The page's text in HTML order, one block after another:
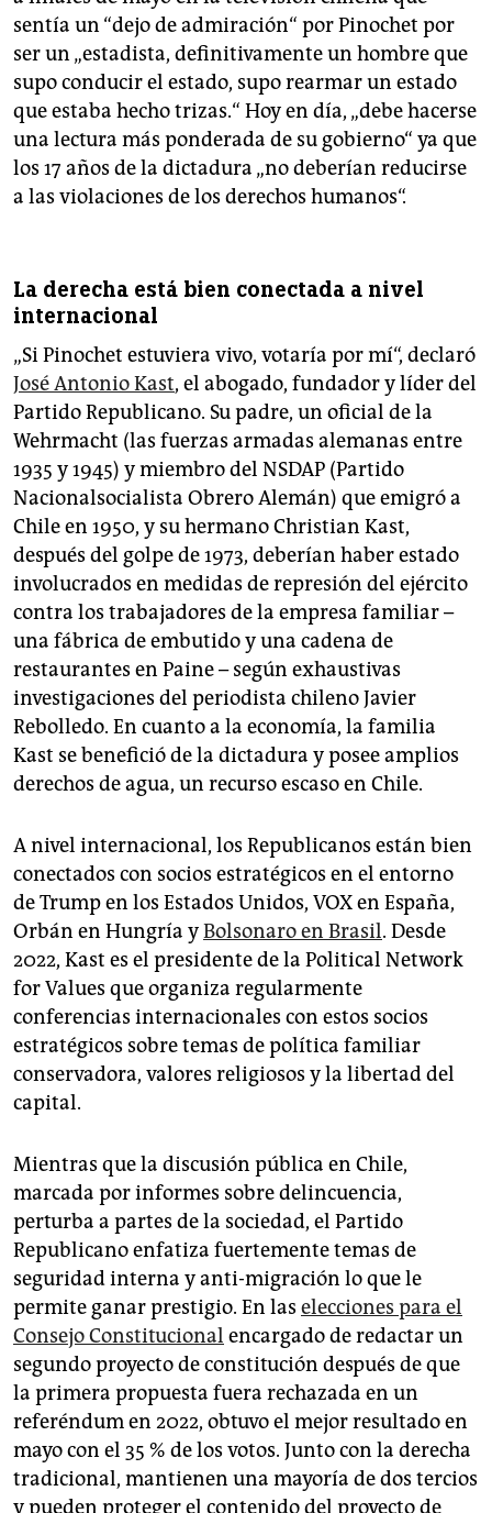
sentía un “dejo de admiración“ por Pinochet por
ser un „estadista, definitivamente un hombre que
supo conducir el estado, supo rearmar un estado
que estaba hecho trizas.“ Hoy en día, „debe hacerse
una lectura más ponderada de su gobierno“ ya que
los 17 años de la dictadura „no deberían reducirse
a las violaciones de los derechos humanos“.
La derecha está bien conectada a nivel
internacional
„Si Pinochet estuviera vivo, votaría por mí“, declaró
José Antonio Kast, el abogado, fundador y líder del
Partido Republicano. Su padre, un oficial de la
Wehrmacht (las fuerzas armadas alemanas entre
1935 y 1945) y miembro del NSDAP (Partido
Nacionalsocialista Obrero Alemán) que emigró a
Chile en 1950, y su hermano Christian Kast,
después del golpe de 1973, deberían haber estado
involucrados en medidas de represión del ejército
contra los trabajadores de la empresa familiar –
una fábrica de embutido y una cadena de
restaurantes en Paine – según exhaustivas
investigaciones del periodista chileno Javier
Rebolledo. En cuanto a la economía, la familia
Kast se benefició de la dictadura y posee amplios
derechos de agua, un recurso escaso en Chile.
A nivel internacional, los Republicanos están bien
conectados con socios estratégicos en el entorno
de Trump en los Estados Unidos, VOX en España,
Orbán en Hungría yBolsonaro en Brasil. Desde
2022, Kast es el presidente de la Political Network
for Values que organiza regularmente
conferencias internacionales con estos socios
estratégicos sobre temas de política familiar
conservadora, valores religiosos y la libertad del
capital.
Mientras que la discusión pública en Chile,
marcada por informes sobre delincuencia,
perturba a partes de la sociedad, el Partido
Republicano enfatiza fuertemente temas de
seguridad interna y anti-migración lo que le
permite ganar prestigio. En las elecciones para el
Consejo Constitucional encargado de redactar un
segundo proyecto de constitución después de que
la primera propuesta fuera rechazada en un
referéndum en 2022, obtuvo el mejor resultado en
mayo con el 35 % de los votos. Junto con la derecha
tradicional, mantienen una mayoría de dos tercios
y pueden proteger el contenido del proyecto de